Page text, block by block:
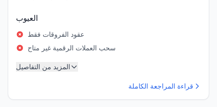
العيوب
عقود الفروقات فقط
سحب العملات الرقمية غير متاح
المزيد من التفاصيل
قراءة المراجعة الكاملة